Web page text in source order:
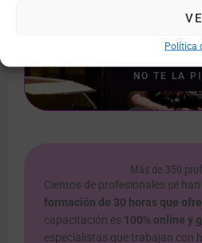
Política
interpretada por Pablo Huetos.
de Madrid hasta el 30 de marzo.
NO TE LA
Más de 350
Cientos de profesionales se
formación de 30 horas que
capacitación es 100% online y
especialistas que trabajan con